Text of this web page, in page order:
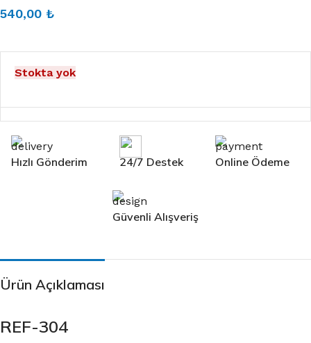
540,00 ₺
Stokta yok
Hızlı Gönderim 24/7 Destek Online Ödeme
Güvenli Alışveriş
Ürün Açıklaması
REF-304